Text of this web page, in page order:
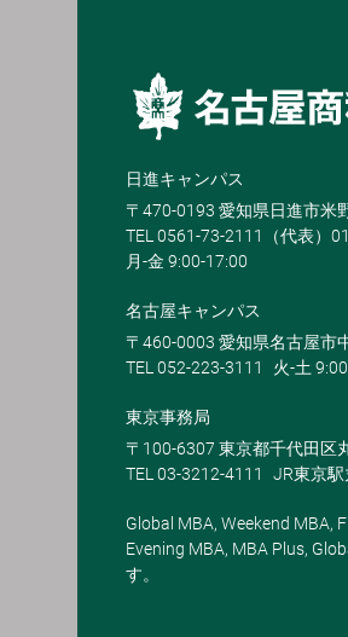
日進キャンパス
〒470-0193 愛知県日進市米
TEL 0561-73-2111（代表）
月-金 9:00-17:00
名古屋キャンパス
〒460-0003 愛知県名古屋市
TEL 052-223-3111
火-土
東京事務局
〒100-6307 東京都千代田区
TEL 03-3212-4111
JR東京
Global MBA, Weekend MBA,
Evening MBA, MBA Plus,
す。